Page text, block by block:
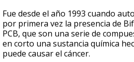
Fue desde el año 1993 cuando
por primera vez la presencia de
PCB, que son una serie de
en corto una sustancia química
puede causar el cáncer.